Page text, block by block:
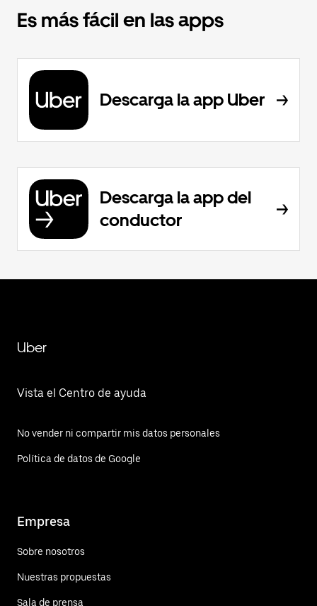
Es más fácil en las apps
Descarga la app Uber
Descarga la app del
conductor
Uber
Vista el Centro de ayuda
No vender ni compartir mis datos personales
Política de datos de Google
Empresa
Sobre nosotros
Nuestras propuestas
Sala de prensa